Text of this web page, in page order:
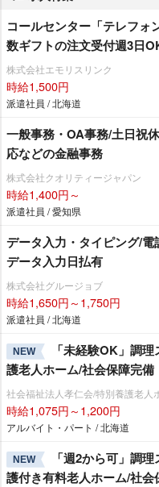
コールセンター「テレフォ
数ギフトの注文受付週3日
株式会社エモリスリンク
時給1,500円
派遣社員 / 北海道
一般事務・OA事務/土日祝
応などの金融事務
株式会社クオリティージャパン
時給1,400円～
派遣社員 / 愛知県
データ入力・タイピング/
データ入力日払有
株式会社グルージョブ
時給1,650円～1,750円
派遣社員 / 北海道
NEW
「未経験OK」調
護老人ホーム/社会保障完備
社会福祉法人孝仁会/特別養護老人
時給1,075円～1,200円
アルバイト・パート / 北海道
NEW
「週2から可」調
護付き有料老人ホーム/社会